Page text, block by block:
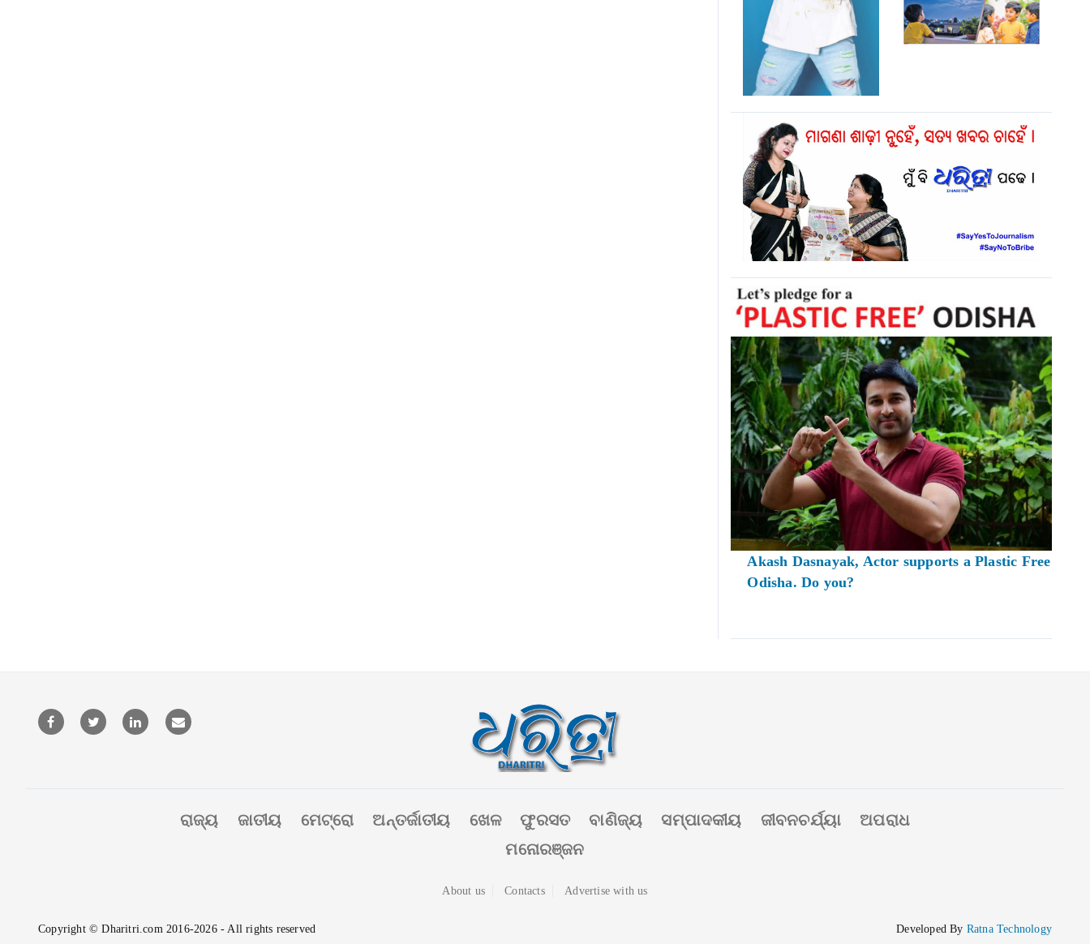
Akash Dasnayak, Actor supports a Plastic Free
Odisha. Do you?
ରାଜ୍ୟ ଜାତୀୟ ମେଟ୍ରୋ ଅନ୍ତର୍ଜାତୀୟ ଖେଳ ଫୁରସତ ବାଣିଜ୍ୟ ସମ୍ପାଦକୀୟ ଜୀବନଚର୍ଯ୍ୟା
ଅପରାଧ
ମନୋରଞ୍ଜନ
About us Contacts Advertise with us
Copyright © Dharitri.com 2016-2026 - All rights reserved Developed By Ratna Technology